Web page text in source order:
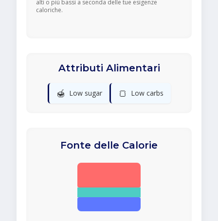
alti o più bassi a seconda delle tue esigenze
caloriche.
Attributi Alimentari
🍯 Low sugar 🍞 Low carbs
Fonte delle Calorie